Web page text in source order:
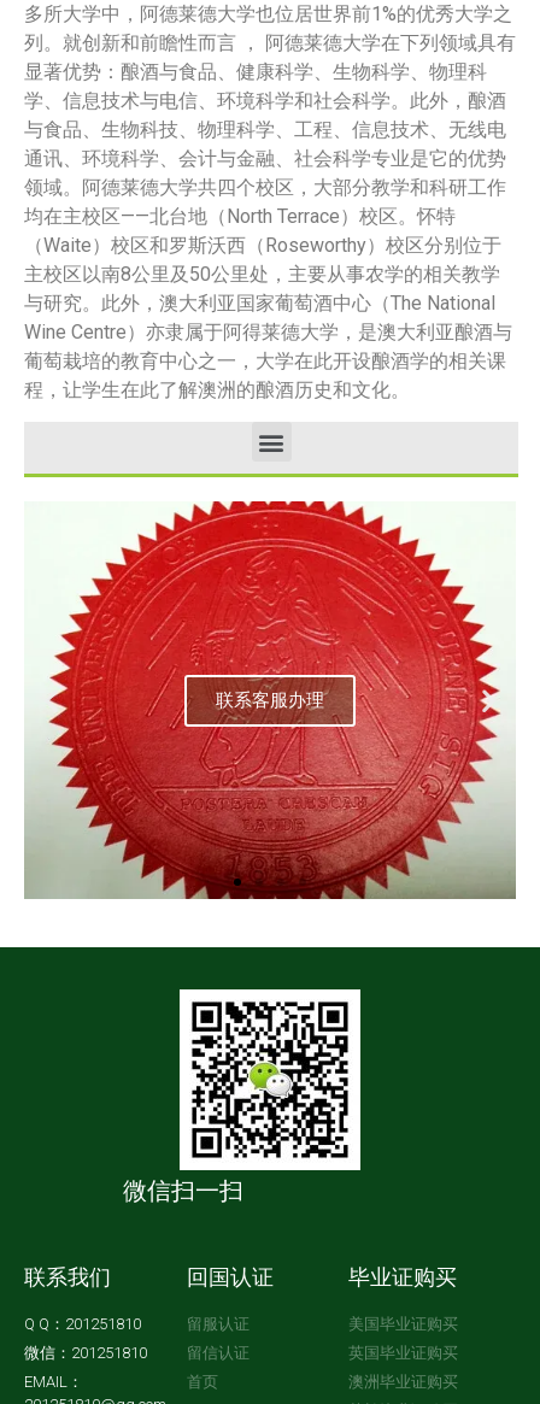
多所大学中，阿德莱德大学也位居世界前1%的优秀大学之
列。就创新和前瞻性而言 ， 阿德莱德大学在下列领域具有
显著优势：酿酒与食品、健康科学、生物科学、物理科
学、信息技术与电信、环境科学和社会科学。此外，酿酒
与食品、生物科技、物理科学、工程、信息技术、无线电
通讯、环境科学、会计与金融、社会科学专业是它的优势
领域。阿德莱德大学共四个校区，大部分教学和科研工作
均在主校区——北台地（North Terrace）校区。怀特
（Waite）校区和罗斯沃西（Roseworthy）校区分别位于
主校区以南8公里及50公里处，主要从事农学的相关教学
与研究。此外，澳大利亚国家葡萄酒中心（The National
Wine Centre）亦隶属于阿得莱德大学，是澳大利亚酿酒与
葡萄栽培的教育中心之一，大学在此开设酿酒学的相关课
程，让学生在此了解澳洲的酿酒历史和文化。
微信扫一扫
联系我们
Q Q：201251810
微信：201251810
EMAIL：
回国认证
留服认证
留信认证
首页
毕业证购买
美国毕业证购买
英国毕业证购买
澳洲毕业证购买